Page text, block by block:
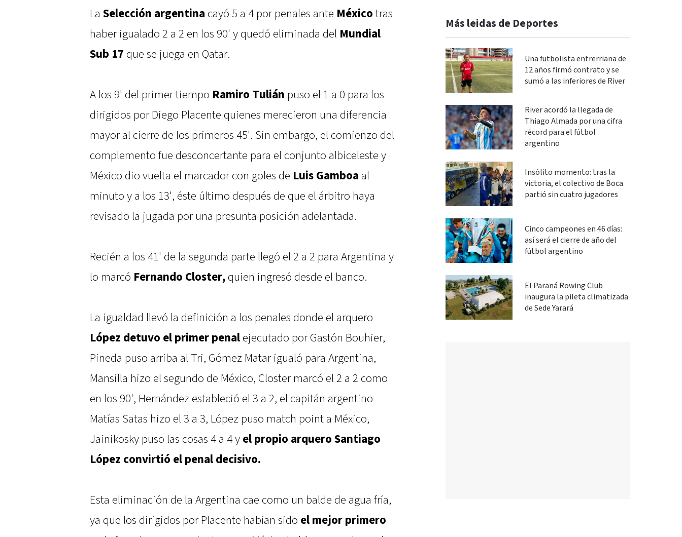
La Selección argentina cayó 5 a 4 por penales ante México tras
haber igualado 2 a 2 en los 90' y quedó eliminada del Mundial
Sub 17 que se juega en Qatar.
A los 9' del primer tiempo Ramiro Tulián puso el 1 a 0 para los
dirigidos por Diego Placente quienes merecieron una diferencia
mayor al cierre de los primeros 45'. Sin embargo, el comienzo del
complemento fue desconcertante para el conjunto albiceleste y
México dio vuelta el marcador con goles de Luis Gamboa al
minuto y a los 13', éste último después de que el árbitro haya
revisado la jugada por una presunta posición adelantada.
Recién a los 41' de la segunda parte llegó el 2 a 2 para Argentina y
lo marcó Fernando Closter,quien ingresó desde el banco.
La igualdad llevó la definición a los penales donde el arquero
López detuvo el primer penalejecutado por Gastón Bouhier,
Pineda puso arriba al Tri, Gómez Matar igualó para Argentina,
Mansilla hizo el segundo de México, Closter marcó el 2 a 2 como
en los 90', Hernández estableció el 3 a 2, el capitán argentino
Matías Satas hizo el 3 a 3, López puso match point a México,
Jainikosky puso las cosas 4 a 4 y el propio arquero Santiago
López convirtió el penal decisivo.
Esta eliminación de la Argentina cae como un balde de agua fría,
ya que los dirigidos por Placente habían sido el mejor primero
Más leidas de Deportes
Una futbolista entrerriana de
12 años firmó contrato y se
sumó a las inferiores de River
River acordó la llegada de
Thiago Almada por una cifra
récord para el fútbol
argentino
Insólito momento: tras la
victoria, el colectivo de Boca
partió sin cuatro jugadores
Cinco campeones en 46 días:
así será el cierre de año del
fútbol argentino
El Paraná Rowing Club
inaugura la pileta climatizada
de Sede Yarará